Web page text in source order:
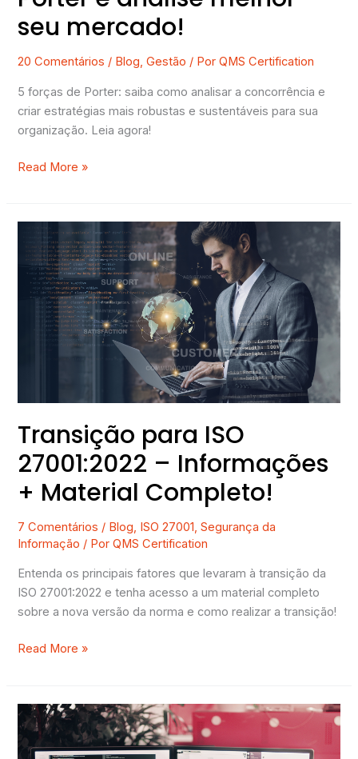
seu mercado!
20 Comentários / Blog,Gestão / PorQMS Certification
5 forças de Porter: saiba como analisar a concorrência e
criar estratégias mais robustas e sustentáveis para sua
organização. Leia agora!
Read More »
Transição para ISO
27001:2022 – Informações
+ Material Completo!
7 Comentários / Blog, ISO 27001,Segurança da
Informação / PorQMS Certification
Entenda os principais fatores que levaram à transição da
ISO 27001:2022 e tenha acesso a um material completo
sobre a nova versão da norma e como realizar a transição!
Transição
ISO
27001:2022
Informações
Read More »
3
normas
ISO